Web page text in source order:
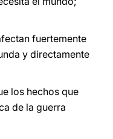
fuertemente
y directamente
los hechos que
de la guerra